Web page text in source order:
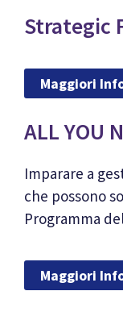
Strategic
Maggiori
ALL YOU
Imparare a
che possono
Programma
Maggiori